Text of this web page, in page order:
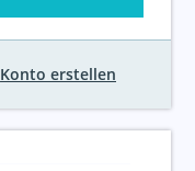
Konto erstellen